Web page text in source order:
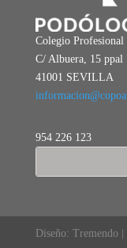
Colegio Profesional
C/ Albuera, 15 ppal
41001 SEVILLA
954 226 123
Diseño: Tremendo